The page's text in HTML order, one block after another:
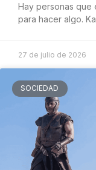
Hay personas que
para hacer algo.
27 de julio de 2026
SOCIEDAD